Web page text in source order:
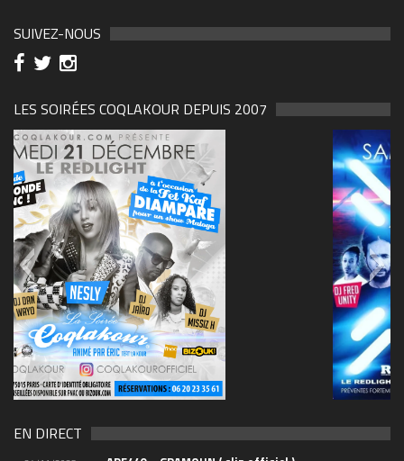
SUIVEZ-NOUS
LES SOIRÉES COQLAKOUR DEPUIS 2007
(1)
EN DIRECT